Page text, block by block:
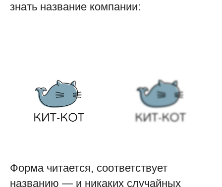
знать название компании:
Форма читается, соответствует
названию — и никаких случайных